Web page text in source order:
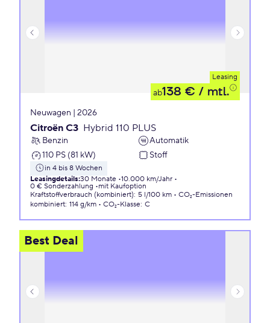
Leasing
ab138 € / mtl.
Neuwagen | 2026
Citroën C3 Hybrid 110 PLUS
Benzin
Automatik
110 PS (81 kW)
Stoff
in 4 bis 8 Wochen
Leasingdetails:30 Monate 10.000 km/Jahr
0 € Sonderzahlung
mit Kaufoption
Kraftstoffverbrauch (kombiniert): 5 l/100 km
CO₂-Emissionen
kombiniert: 114 g/km CO₂-Klasse: C
Best Deal